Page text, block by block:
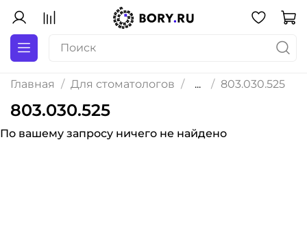
Главная Для стоматологов ... 803.030.525
803.030.525
По вашему запросу ничего не найдено